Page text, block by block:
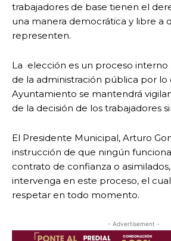
trabajadores de base tienen el
una manera democrática y libre a
representen.
La elección es un proceso interno
de la administración pública por
Ayuntamiento se mantendrá
de la decisión de los trabajadores
El Presidente Municipal, Arturo
instrucción de que ningún
contrato de confianza o
intervenga en este proceso, el
respetar en todo momento.
- Advertisement -